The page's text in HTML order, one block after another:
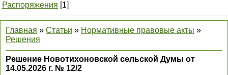
Распоряжения [1]
Главная » Статьи » Нормативные правовые акты »
Решения
Решение Новотихоновской сельской Думы от
14.05.2026 г. № 12/2